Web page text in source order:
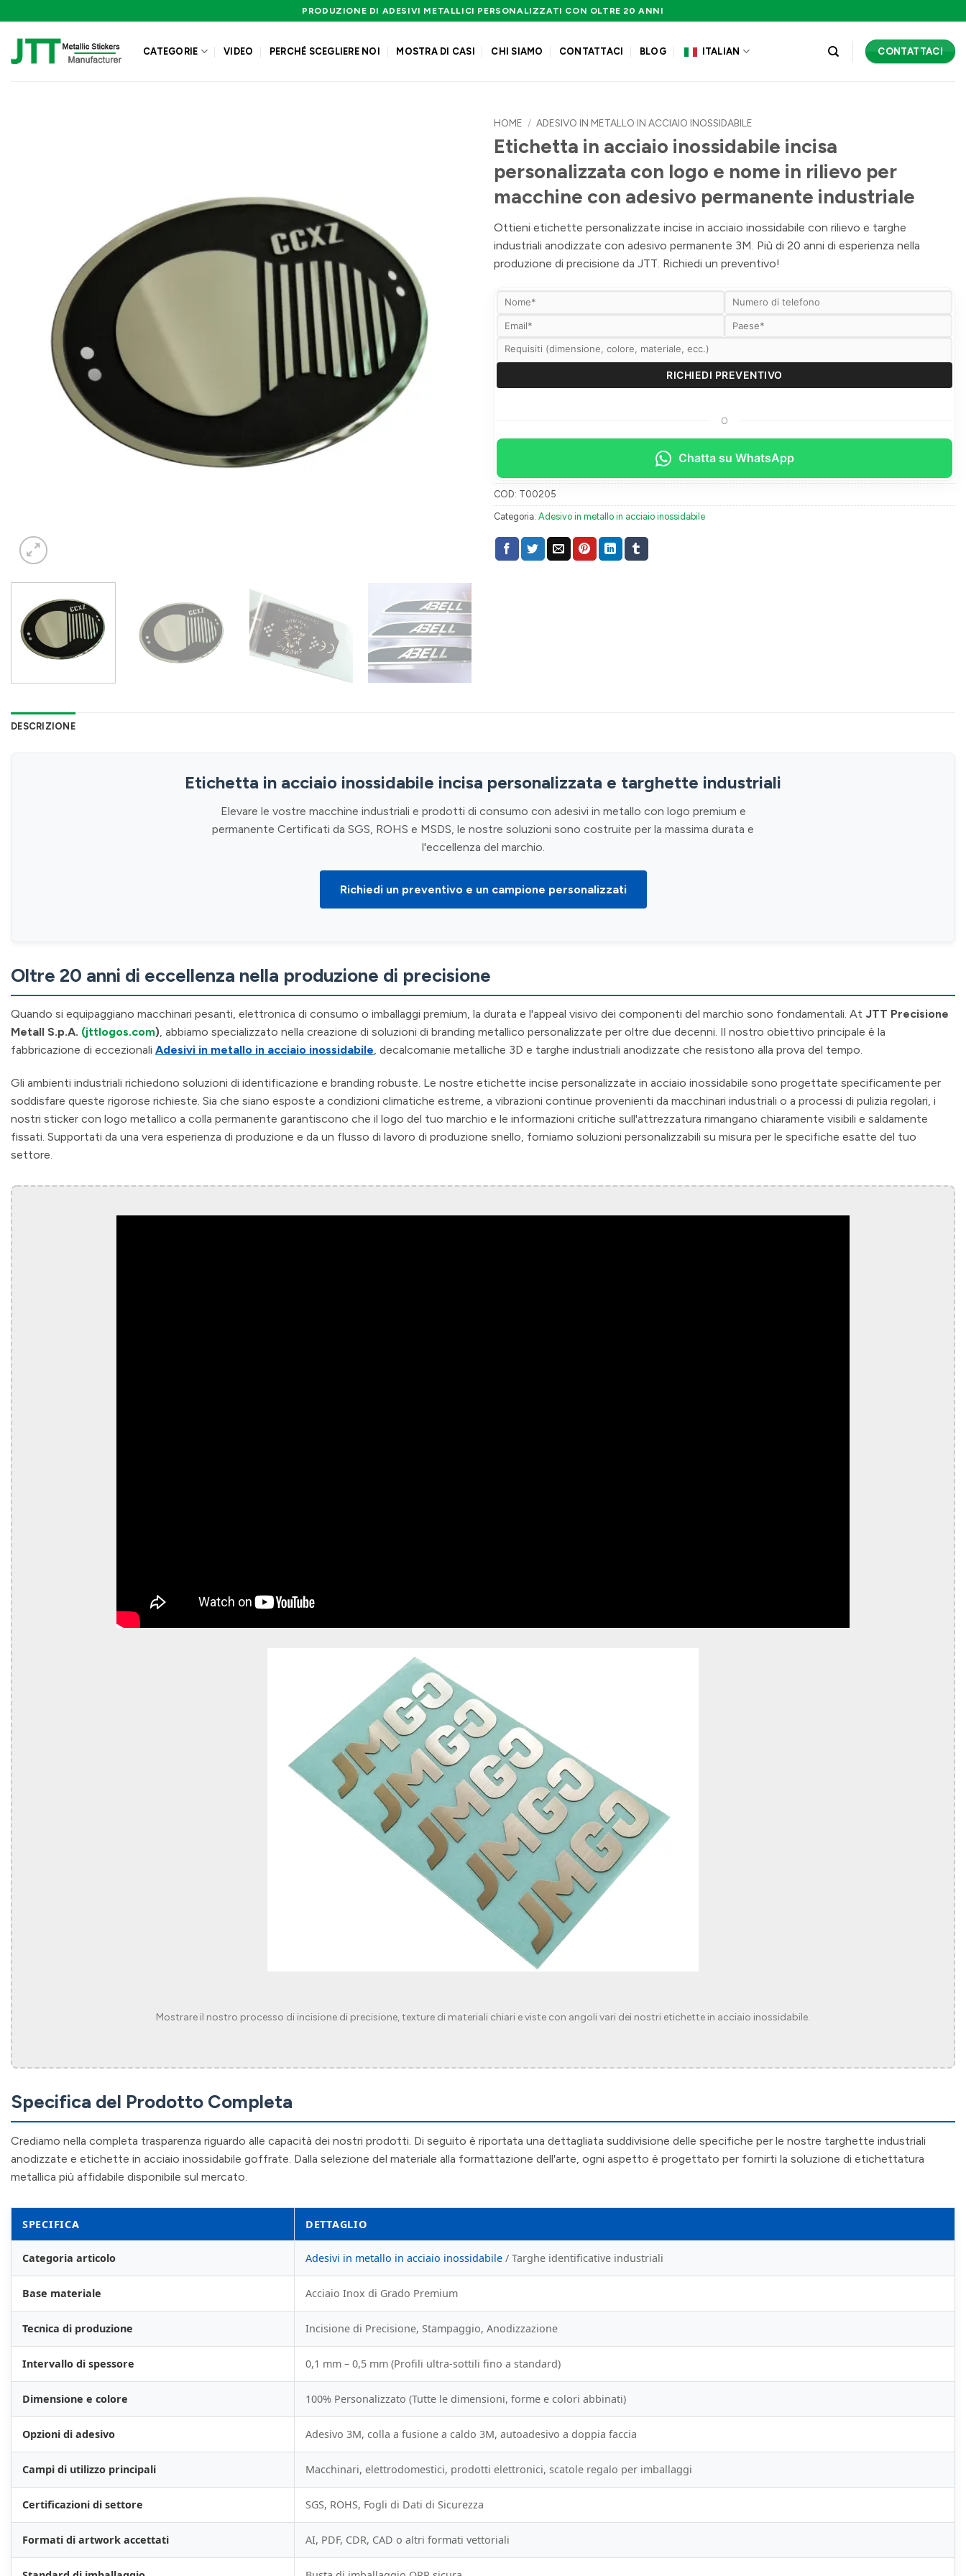
ai
contenuti
PRODUZIONE DI ADESIVI METALLICI PERSONALIZZATI CON OLTRE 20 ANNI
CATEGORIE VIDEO PERCHÉ SCEGLIERE NOI MOSTRA DI CASI CHI SIAMO CONTATTACI BLOG ITALIAN CONTATTACI
HOME / ADESIVO IN METALLO IN ACCIAIO INOSSIDABILE
Etichetta in acciaio inossidabile incisa
personalizzata con logo e nome in rilievo per
macchine con adesivo permanente industriale
Ottieni etichette personalizzate incise in acciaio inossidabile con rilievo e targhe
industriali anodizzate con adesivo permanente 3M. Più di 20 anni di esperienza nella
produzione di precisione da JTT. Richiedi un preventivo!
O
Chatta su WhatsApp
COD: T00205
Categoria: Adesivo in metallo in acciaio inossidabile
DESCRIZIONE
Etichetta in acciaio inossidabile incisa personalizzata e targhette industriali
Elevare le vostre macchine industriali e prodotti di consumo con adesivi in metallo con logo premium e
permanente Certificati da SGS, ROHS e MSDS, le nostre soluzioni sono costruite per la massima durata e
l'eccellenza del marchio.
Richiedi un preventivo e un campione personalizzati
Oltre 20 anni di eccellenza nella produzione di precisione
Quando si equipaggiano macchinari pesanti, elettronica di consumo o imballaggi premium, la durata e l'appeal visivo dei componenti del marchio sono fondamentali. At JTT Precisione
Metall S.p.A. (jttlogos.com), abbiamo specializzato nella creazione di soluzioni di branding metallico personalizzate per oltre due decenni. Il nostro obiettivo principale è la
fabbricazione di eccezionali Adesivi in metallo in acciaio inossidabile, decalcomanie metalliche 3D e targhe industriali anodizzate che resistono alla prova del tempo.
Gli ambienti industriali richiedono soluzioni di identificazione e branding robuste. Le nostre etichette incise personalizzate in acciaio inossidabile sono progettate specificamente per
soddisfare queste rigorose richieste. Sia che siano esposte a condizioni climatiche estreme, a vibrazioni continue provenienti da macchinari industriali o a processi di pulizia regolari, i
nostri sticker con logo metallico a colla permanente garantiscono che il logo del tuo marchio e le informazioni critiche sull'attrezzatura rimangano chiaramente visibili e saldamente
fissati. Supportati da una vera esperienza di produzione e da un flusso di lavoro di produzione snello, forniamo soluzioni personalizzabili su misura per le specifiche esatte del tuo
settore.
Mostrare il nostro processo di incisione di precisione, texture di materiali chiari e viste con angoli vari dei nostri etichette in acciaio inossidabile.
Specifica del Prodotto Completa
Crediamo nella completa trasparenza riguardo alle capacità dei nostri prodotti. Di seguito è riportata una dettagliata suddivisione delle specifiche per le nostre targhette industriali
anodizzate e etichette in acciaio inossidabile goffrate. Dalla selezione del materiale alla formattazione dell'arte, ogni aspetto è progettato per fornirti la soluzione di etichettatura
metallica più affidabile disponibile sul mercato.
SPECIFICA DETTAGLIO
Categoria articolo Adesivi in metallo in acciaio inossidabile / Targhe identificative industriali
Base materiale Acciaio Inox di Grado Premium
Tecnica di produzione Incisione di Precisione, Stampaggio, Anodizzazione
Intervallo di spessore 0,1 mm – 0,5 mm (Profili ultra-sottili fino a standard)
Dimensione e colore 100% Personalizzato (Tutte le dimensioni, forme e colori abbinati)
Opzioni di adesivo Adesivo 3M, colla a fusione a caldo 3M, autoadesivo a doppia faccia
Campi di utilizzo principali Macchinari, elettrodomestici, prodotti elettronici, scatole regalo per imballaggi
Certificazioni di settore SGS, ROHS, Fogli di Dati di Sicurezza
Formati di artwork accettati AI, PDF, CDR, CAD o altri formati vettoriali